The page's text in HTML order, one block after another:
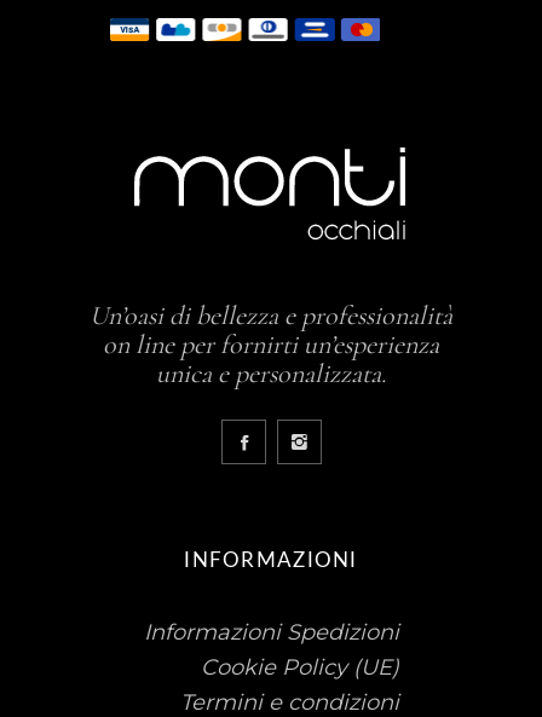
Un’oasi di bellezza e professionalità
on line per fornirti un’esperienza
unica e personalizzata.
INFORMAZIONI
Informazioni Spedizioni
Cookie Policy (UE)
Termini e condizioni